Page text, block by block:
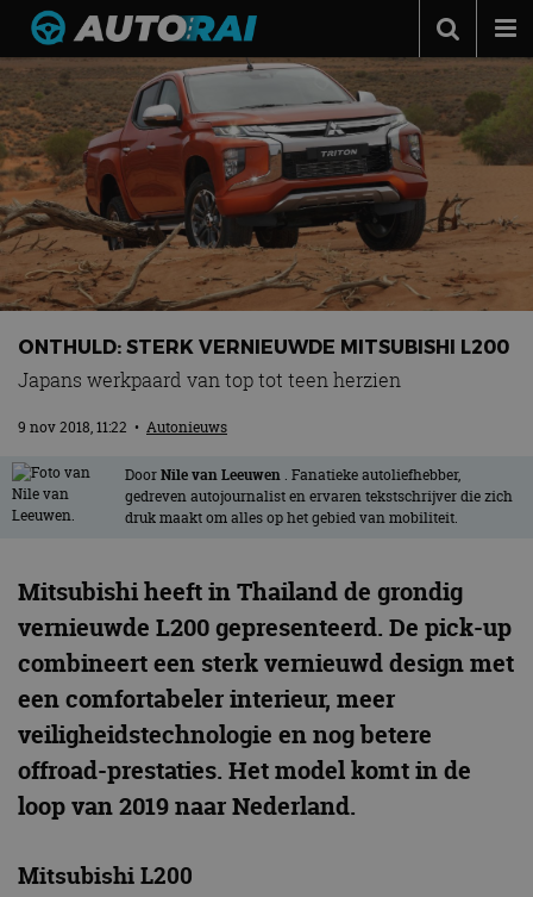
Autonieuws
Podcast
Autotests
Automerken
Adverteren
Contact
MotorRAI.nl
ONTHULD: STERK VERNIEUWDE MITSUBISHI L200
Japans werkpaard van top tot teen herzien
9 nov 2018, 11:22 • Autonieuws
DoorNile van Leeuwen . Fanatieke autoliefhebber,
gedreven autojournalist en ervaren tekstschrijver die zich
druk maakt om alles op het gebied van mobiliteit.
Mitsubishi heeft in Thailand de grondig
vernieuwde L200 gepresenteerd. De pick-up
combineert een sterk vernieuwd design met
een comfortabeler interieur, meer
veiligheidstechnologie en nog betere
offroad-prestaties. Het model komt in de
loop van 2019 naar Nederland.
Mitsubishi L200